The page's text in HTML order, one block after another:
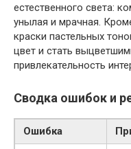
естественного света:
унылая и мрачная.
краски пастельных
цвет и стать
привлекательность
Сводка ошибок и
Ошибка